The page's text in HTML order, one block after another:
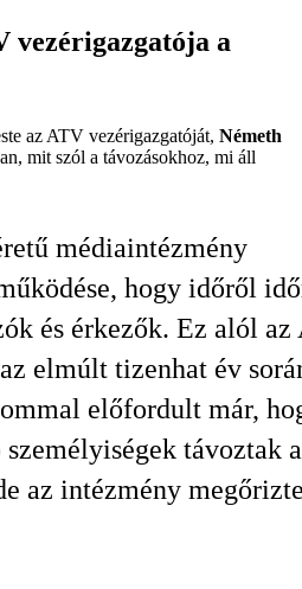
vezérigazgatója a
az ATV vezérigazgatóját, Németh
mit szól a távozásokhoz, mi áll
médiaintézmény
hogy időről
és érkezők. Ez alól az
elmúlt tizenhat év
előfordult már,
személyiségek távoztak a
az intézmény